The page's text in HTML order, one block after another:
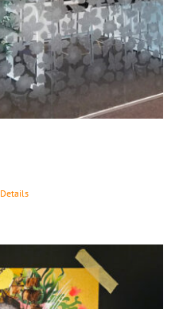
Details